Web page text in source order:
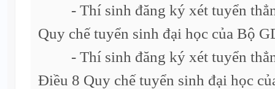
- Thí sinh đăng ký xét tuyển
Quy chế tuyển sinh đại học của Bộ
- Thí sinh đăng ký xét tuyển
Điều 8 Quy chế tuyển sinh đại học